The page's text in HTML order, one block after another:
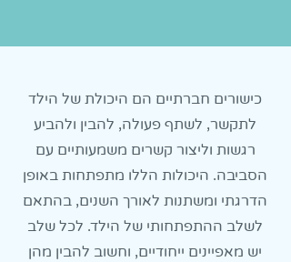
כישורים חברתיים הם היכולת של הילד
לתקשר, לשתף פעולה, להבין ולהביע
רגשות וליצור קשרים משמעותיים עם
הסביבה. היכולות הללו מתפתחות באופן
הדרגתי ומשתנות לאורך השנים, בהתאם
לשלב ההתפתחותי של הילד. לכל שלב
יש מאפיינים ייחודיים, וחשוב להבין מהן